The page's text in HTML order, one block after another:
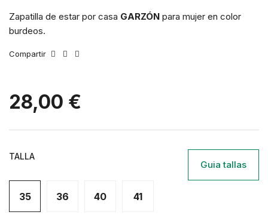
Zapatilla de estar por casa GARZÓN para mujer en color
burdeos.
Compartir
28,00 €
TALLA
Guia tallas
35 36 40 41